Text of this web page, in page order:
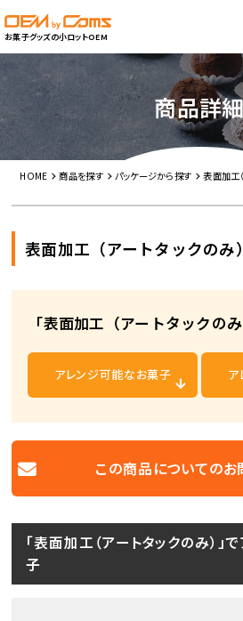
お菓子グッズの小ロットOEM
商品詳
HOME 商品を探す パッケージから探す 表面加工
表面加工（アートタックのみ）
「表面加工（アートタックの
アレンジ可能なお菓子 ア
この商品についてのお
「表面加工（アートタックのみ）
子